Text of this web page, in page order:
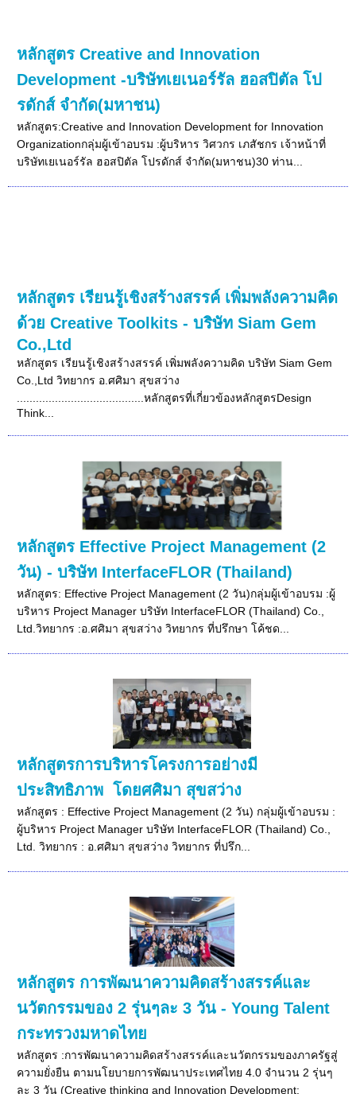
หลักสูตร Creative and Innovation
Development -บริษัทเยเนอร์รัล ฮอสปิตัล โป
รดักส์ จำกัด(มหาชน)
หลักสูตร:Creative and Innovation Development for Innovation
Organizationกลุ่มผู้เข้าอบรม :ผู้บริหาร วิศวกร เภสัชกร เจ้าหน้าที่
บริษัทเยเนอร์รัล ฮอสปิตัล โปรดักส์ จำกัด(มหาชน)30 ท่าน...
หลักสูตร เรียนรู้เชิงสร้างสรรค์ เพิ่มพลังความคิด
ด้วย Creative Toolkits - บริษัท Siam Gem
Co.,Ltd
หลักสูตร เรียนรู้เชิงสร้างสรรค์ เพิ่มพลังความคิด บริษัท Siam Gem
Co.,Ltd วิทยากร อ.ศศิมา สุขสว่าง
........................................หลักสูตรที่เกี่ยวข้องหลักสูตรDesign
Think...
หลักสูตร Effective Project Management (2
วัน) - บริษัท InterfaceFLOR (Thailand)
หลักสูตร: Effective Project Management (2 วัน)กลุ่มผู้เข้าอบรม :ผู้
บริหาร Project Manager บริษัท InterfaceFLOR (Thailand) Co.,
Ltd.วิทยากร :อ.ศศิมา สุขสว่าง วิทยากร ที่ปรึกษา โค้ชด...
หลักสูตรการบริหารโครงการอย่างมี
ประสิทธิภาพ โดยศศิมา สุขสว่าง
หลักสูตร : Effective Project Management (2 วัน) กลุ่มผู้เข้าอบรม :
ผู้บริหาร Project Manager บริษัท InterfaceFLOR (Thailand) Co.,
Ltd. วิทยากร : อ.ศศิมา สุขสว่าง วิทยากร ที่ปรึก...
หลักสูตร การพัฒนาความคิดสร้างสรรค์และ
นวัตกรรมของ 2 รุ่นๆละ 3 วัน - Young Talent
กระทรวงมหาดไทย
หลักสูตร :การพัฒนาความคิดสร้างสรรค์และนวัตกรรมของภาครัฐสู่
ความยั่งยืน ตามนโยบายการพัฒนาประเทศไทย 4.0 จำนวน 2 รุ่นๆ
ละ 3 วัน (Creative thinking and Innovation Development: